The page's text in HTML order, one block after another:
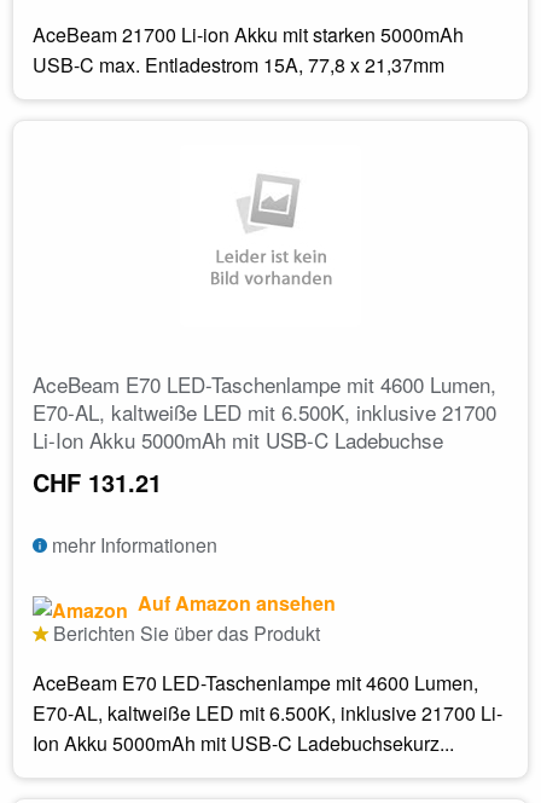
AceBeam 21700 Li-ion Akku mit starken 5000mAh
USB-C max. Entladestrom 15A, 77,8 x 21,37mm
AceBeam E70 LED-Taschenlampe mit 4600 Lumen,
E70-AL, kaltweiße LED mit 6.500K, inklusive 21700
Li-Ion Akku 5000mAh mit USB-C Ladebuchse
CHF 131.21
mehr Informationen
Auf Amazon ansehen
Berichten Sie über das Produkt
AceBeam E70 LED-Taschenlampe mit 4600 Lumen,
E70-AL, kaltweiße LED mit 6.500K, inklusive 21700 Li-
Ion Akku 5000mAh mit USB-C Ladebuchsekurz...